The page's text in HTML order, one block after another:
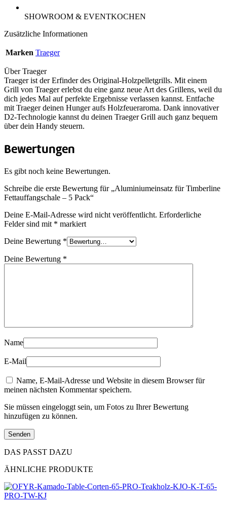
SHOWROOM & EVENTKOCHEN
Zusätzliche Informationen
Marken Traeger
Über Traeger
Traeger ist der Erfinder des Original-Holzpelletgrills. Mit einem
Grill von Traeger erlebst du eine ganz neue Art des Grillens, weil du
dich jedes Mal auf perfekte Ergebnisse verlassen kannst. Entfache
mit Traeger deinen Hunger aufs Holzfeueraroma. Dank innovativer
D2-Technologie kannst du deinen Traeger Grill auch ganz bequem
über dein Handy steuern.
Bewertungen
Es gibt noch keine Bewertungen.
Schreibe die erste Bewertung für „Aluminiumeinsatz für Timberline
Fettauffangschale – 5 Pack“
Deine E-Mail-Adresse wird nicht veröffentlicht. Erforderliche
Felder sind mit * markiert
Deine Bewertung *
Deine Bewertung *
Name
E-Mail
Name, E-Mail-Adresse und Website in diesem Browser für
meinen nächsten Kommentar speichern.
Sie müssen eingeloggt sein, um Fotos zu Ihrer Bewertung
hinzufügen zu können.
DAS PASST DAZU
ÄHNLICHE PRODUKTE